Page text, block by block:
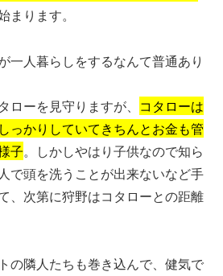
まります。
一人暮らしをするなんて普通あり
ローを見守りますが、 コタローは
っかりしていてきちんとお金も管
子。しかしやはり子供なので知ら
で頭を洗うことが出来ないなど手
、次第に狩野はコタローとの距離
の隣人たちも巻き込んで、健気で